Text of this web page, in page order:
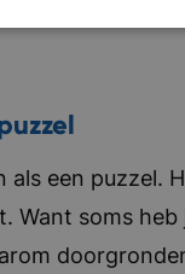
als een puzzel.
Want soms